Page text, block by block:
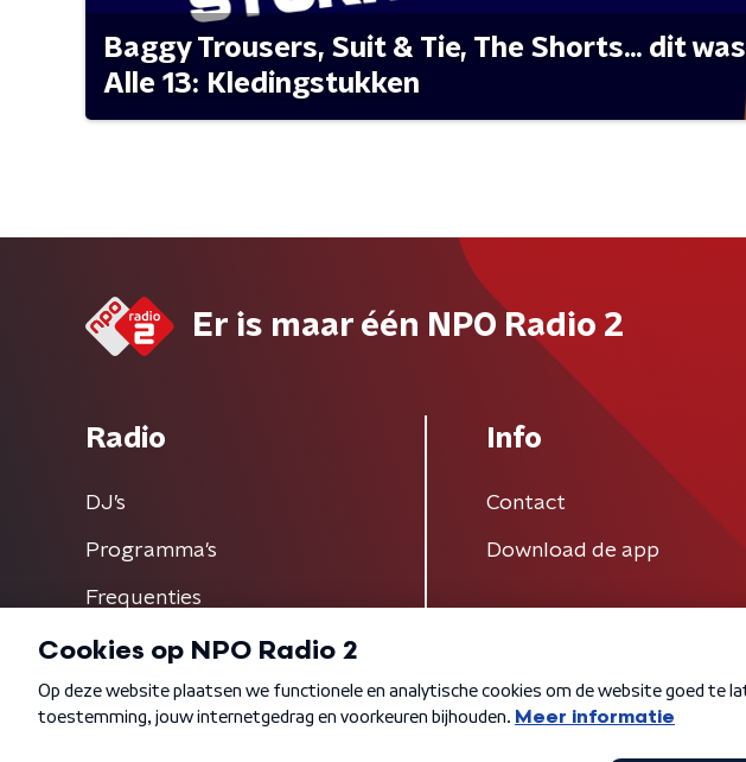
Baggy Trousers, Suit & Tie, The Shorts... dit was
Alle 13: Kledingstukken
Er is maar één NPO Radio 2
Radio
DJ’s
Programma's
Frequenties
Info
Contact
Download de app
Algemene voorwaarden Privacybeleid